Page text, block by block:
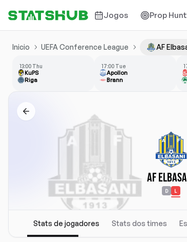
Jogos Prop
Inicio UEFA Conference League AF
13:00 Thu
KuPS
Riga
17:00 Tue
Apollon
Brann
AF
D L
Stats de jogadores Stats dos times